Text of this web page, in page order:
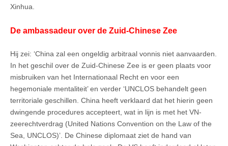
Xinhua.
De ambassadeur over de Zuid-Chinese Zee
Hij zei: ‘China zal een ongeldig arbitraal vonnis niet aanvaarden.
In het geschil over de Zuid-Chinese Zee is er geen plaats voor
misbruiken van het Internationaal Recht en voor een
hegemoniale mentaliteit’ en verder ‘UNCLOS behandelt geen
territoriale geschillen. China heeft verklaard dat het hierin geen
dwingende procedures accepteert, wat in lijn is met het VN-
zeerechtverdrag (United Nations Convention on the Law of the
Sea, UNCLOS)’. De Chinese diplomaat ziet de hand van